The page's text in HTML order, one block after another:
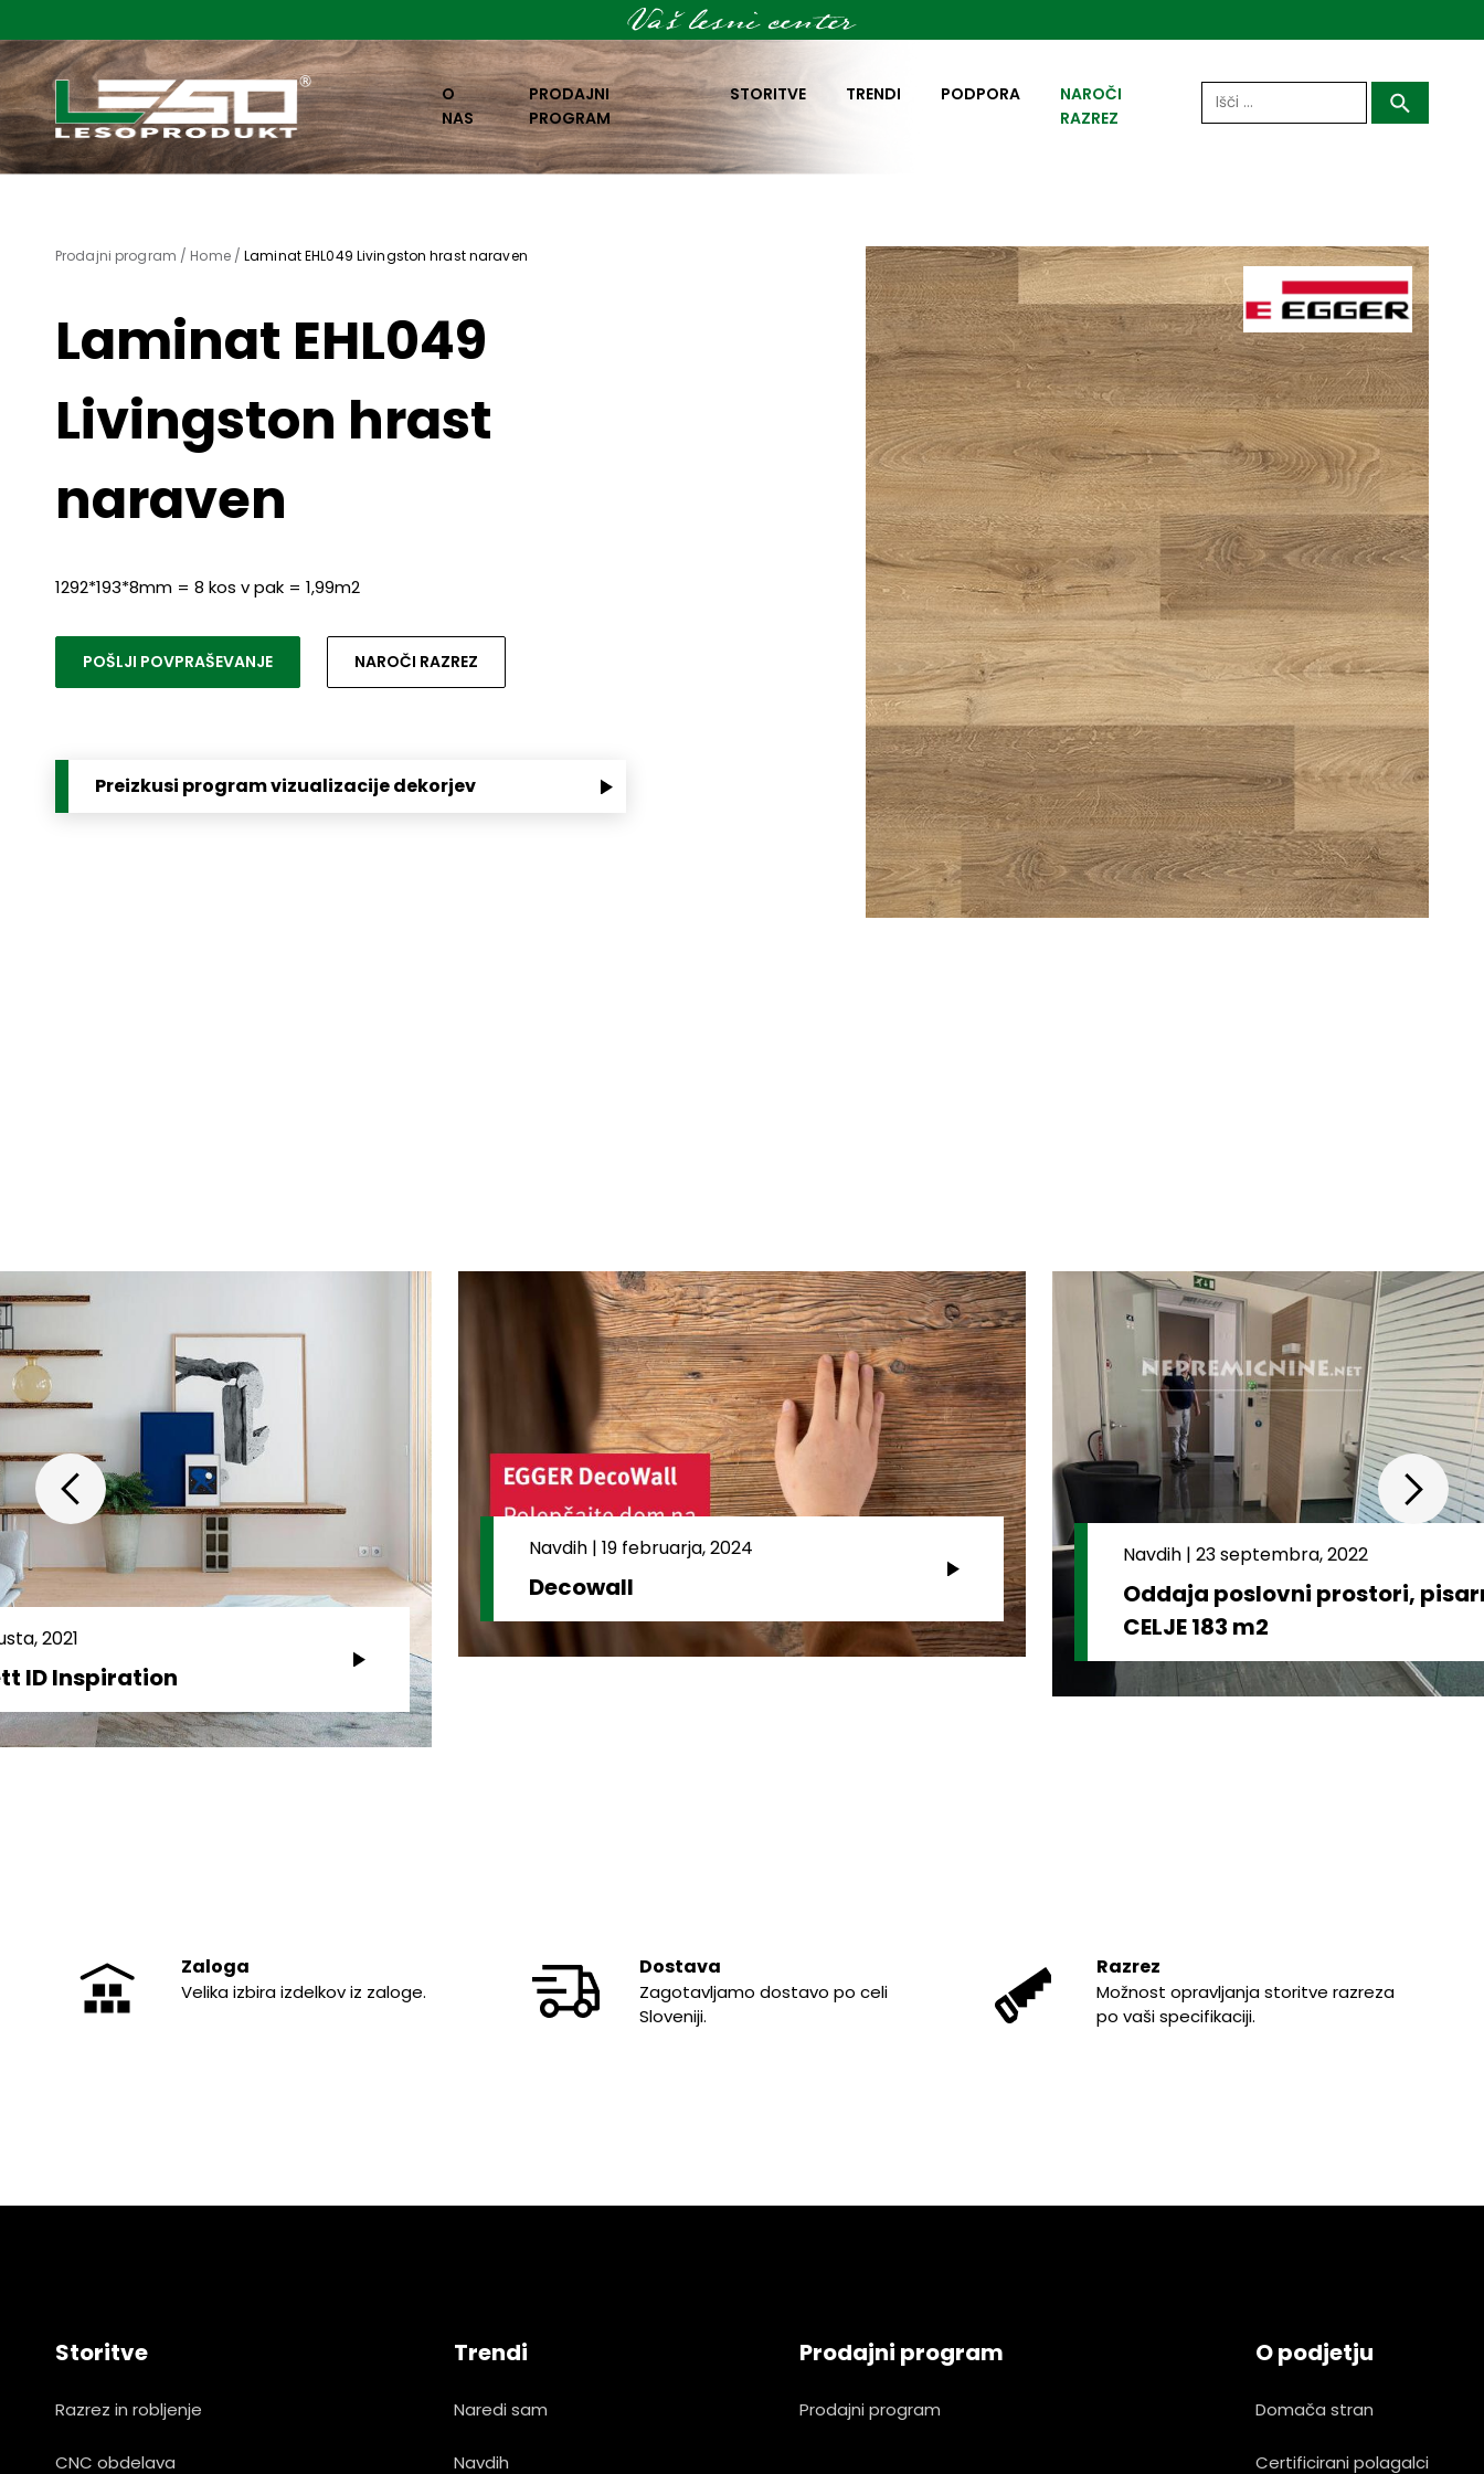
O
NAS
PRODAJNI
PROGRAM
STORITVE TRENDI PODPORA
NAROČI
RAZREZ
Išči:
Prodajni program / Home /Laminat EHL049 Livingston hrast naraven
Laminat EHL049
Livingston hrast
naraven
1292*193*8mm = 8 kos v pak = 1,99m2
POŠLJI POVPRAŠEVANJE NAROČI RAZREZ
Preizkusi program vizualizacije dekorjev
2021
ID Inspiration
Navdih |19 februarja, 2024
Decowall
Navdih |23 septembra, 2022
Oddaja poslovni prostori,
CELJE 183 m2
Zaloga
Velika izbira izdelkov iz zaloge.
Dostava
Zagotavljamo dostavo po celi
Sloveniji.
Razrez
Možnost opravljanja storitve razreza
po vaši specifikaciji.
Storitve
Razrez in robljenje
CNC obdelava
Trendi
Naredi sam
Navdih
Prodajni program
Prodajni program
O podjetju
Domača stran
Certificirani polagalci